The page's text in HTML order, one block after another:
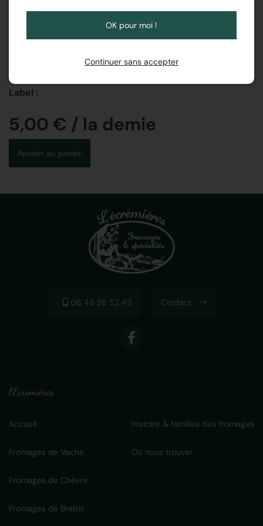
Traitement du lait :Lait cru
Matière grasse sur produit fini :25%
Label :
5,00 € / la demie
Ajouter au panier
06 49 26 52 49 Contact
l'Écremières
Accueil Histoire & familles des fromages
Fromages de Vache
Fromages de Chèvre
Fromages de Brebis
Où nous trouver
OK pour moi !
Continuer sans accepter